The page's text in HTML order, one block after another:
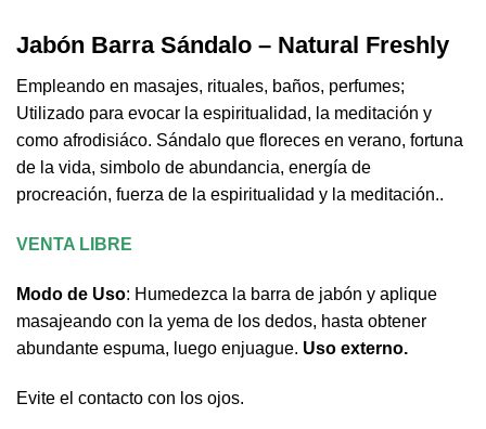
Jabón Barra Sándalo – Natural Freshly
Empleando en masajes, rituales, baños, perfumes;
Utilizado para evocar la espiritualidad, la meditación y
como afrodisiáco. Sándalo que floreces en verano, fortuna
de la vida, simbolo de abundancia, energía de
procreación, fuerza de la espiritualidad y la meditación..
VENTA LIBRE
Modo de Uso: Humedezca la barra de jabón y aplique
masajeando con la yema de los dedos, hasta obtener
abundante espuma, luego enjuague. Uso externo.
Evite el contacto con los ojos.